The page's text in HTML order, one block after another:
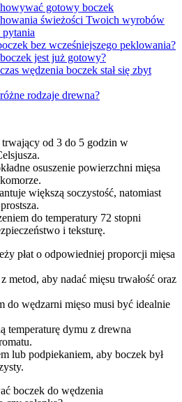
gotowy boczek
świeżości Twoich wyrobów
pytania
bez wcześniejszego peklowania?
jest już gotowy?
wędzenia boczek stał się zbyt
rodzaje drewna?
od 3 do 5 godzin w
osuszenie powierzchni mięsa
większą soczystość, natomiast
do temperatury 72 stopni
i teksturę.
płat o odpowiedniej proporcji mięsa
metod, aby nadać mięsu trwałość oraz
do wędzarni mięso musi być idealnie
temperaturę dymu z drewna
lub podpiekaniem, aby boczek był
boczek do wędzenia